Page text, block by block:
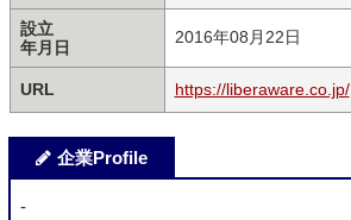
設立
年月日
2016年08月22日
URL https://liberaware.co.jp/
企業Profile
-